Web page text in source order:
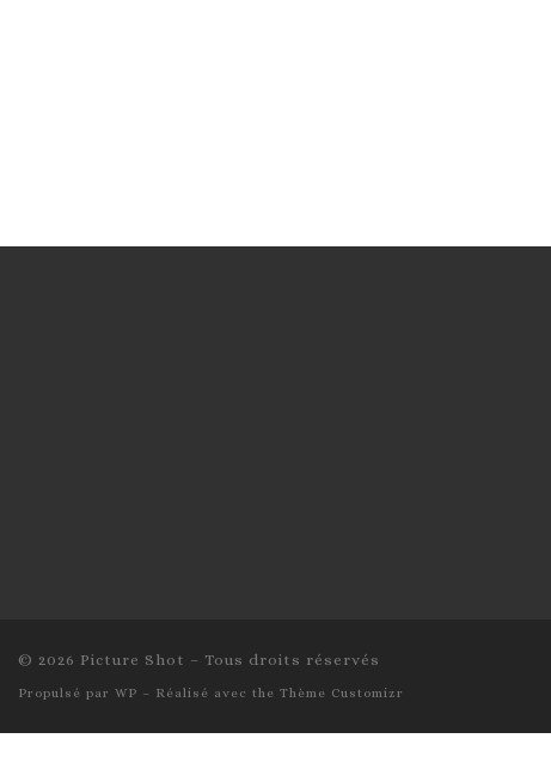
© 2026 Picture Shot – Tous droits réservés
Propulsé par WP – Réalisé avec the Thème Customizr